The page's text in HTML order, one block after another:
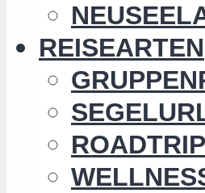
REISEARTEN